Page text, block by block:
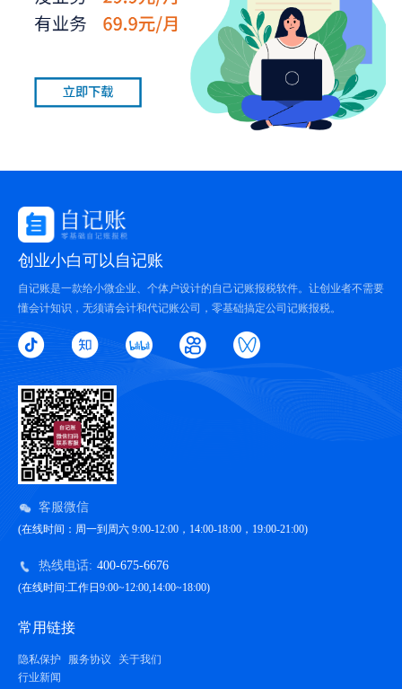
创业小白可以自记账
自记账是一款给小微企业、个体户设计的自己记账报税软件。让创业者不需要
懂会计知识，无须请会计和代记账公司，零基础搞定公司记账报税。
客服微信
(在线时间：周一到周六 9:00-12:00，14:00-18:00，19:00-21:00)
热线电话: 400-675-6676
(在线时间:工作日9:00~12:00,14:00~18:00)
常用链接
隐私保护 服务协议
关于我们
行业新闻